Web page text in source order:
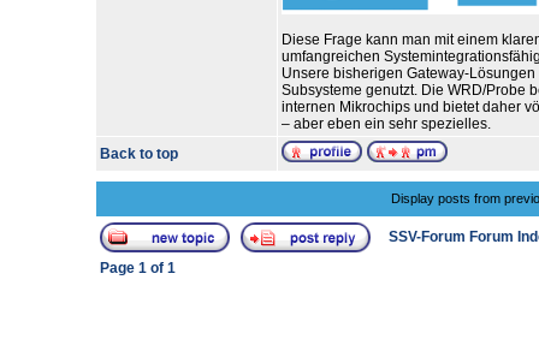
Diese Frage kann man mit einem
umfangreichen
Unsere bisherigen Gateway-
Subsysteme genutzt. Die WRD/Probe
internen Mikrochips und bietet daher
– aber eben ein sehr spezielles.
Back to top
Display posts from
SSV-Forum Forum
Page 1of 1